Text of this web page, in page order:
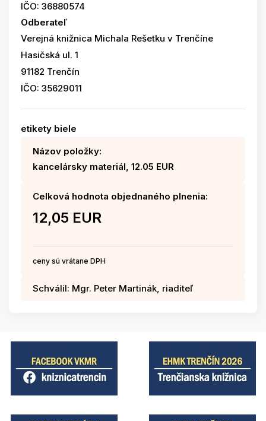
IČO: 36880574
Odberateľ
Verejná knižnica Michala Rešetku v Trenčíne
Hasičská ul. 1
91182 Trenčín
IČO: 35629011
etikety biele
Názov položky:
kancelársky materiál, 12.05 EUR
Celková hodnota objednaného plnenia:
12,05 EUR
ceny sú vrátane DPH
Schválil: Mgr. Peter Martinák, riaditeľ